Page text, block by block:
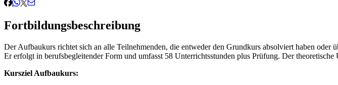
Fortbildungsbeschreibung
Der Aufbaukurs richtet sich an alle Teilnehmenden, die entweder den Grundkurs absolviert haben
Er erfolgt in berufsbegleitender Form und umfasst 58 Unterrichtsstunden plus Prüfung. Der
Kursziel Aufbaukurs: